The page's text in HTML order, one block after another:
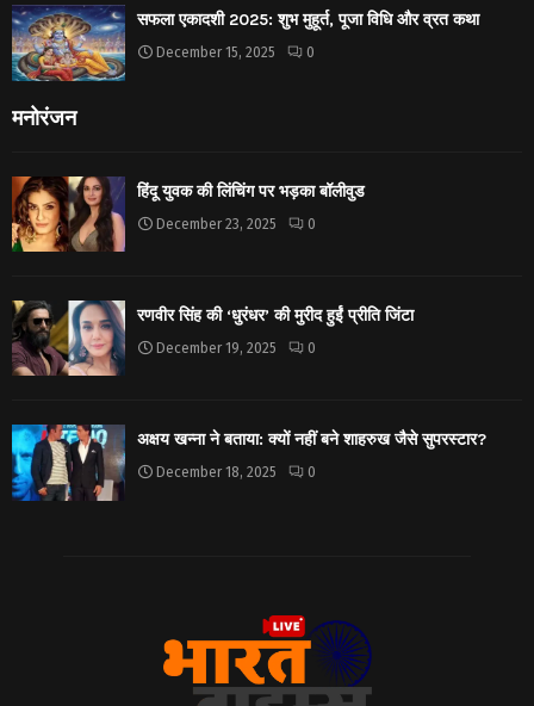
सफला एकादशी 2025: शुभ मुहूर्त, पूजा विधि और व्रत कथा
December 15, 2025 0
मनोरंजन
हिंदू युवक की लिंचिंग पर भड़का बॉलीवुड
December 23, 2025 0
रणवीर सिंह की ‘धुरंधर’ की मुरीद हुईं प्रीति जिंटा
December 19, 2025 0
अक्षय खन्ना ने बताया: क्यों नहीं बने शाहरुख जैसे सुपरस्टार?
December 18, 2025 0